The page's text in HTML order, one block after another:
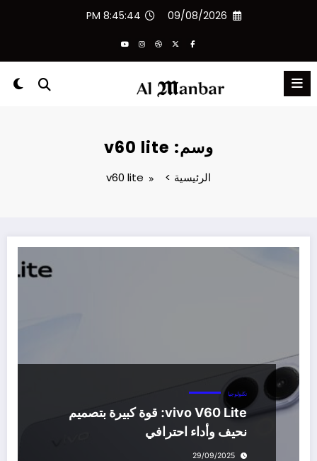
09/08/2026
8:45:44 PM
وسم: v60 lite
الرئيسية v60 lite
تكنولوجيا
vivo V60 Lite: قوة كبيرة بتصميم
نحيف وأداء احترافي
29/09/2025